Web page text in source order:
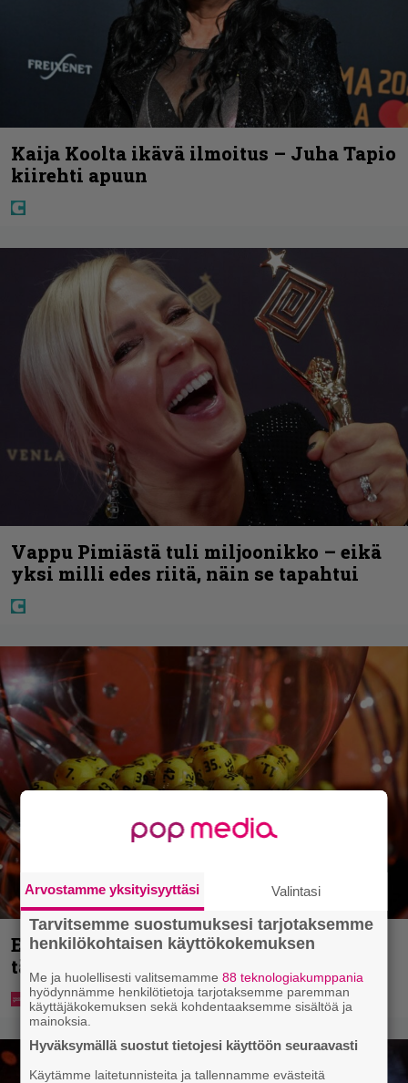
Kaija Koolta ikävä ilmoitus – Juha Tapio
kiirehti apuun
Vappu Pimiästä tuli miljoonikko – eikä
yksi milli edes riitä, näin se tapahtui
Eurojackpotista 80 000 euroa Suomeen –
tänne
Arvostamme yksityisyyttäsi Valintasi
Tarvitsemme suostumuksesi tarjotaksemme
henkilökohtaisen käyttökokemuksen
Me ja huolellisesti valitsemamme88 teknologiakumppania
hyödynnämme henkilötietoja tarjotaksemme paremman
käyttäjäkokemuksen sekä kohdentaaksemme sisältöä ja
mainoksia.
Hyväksymällä suostut tietojesi käyttöön seuraavasti
Käytämme laitetunnisteita ja tallennamme evästeitä